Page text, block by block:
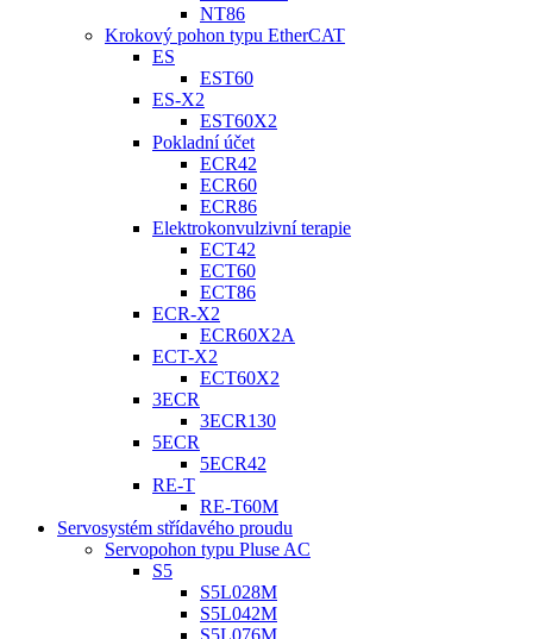
NT86
Krokový pohon typu EtherCAT
ES
EST60
ES-X2
EST60X2
Pokladní účet
ECR42
ECR60
ECR86
Elektrokonvulzivní terapie
ECT42
ECT60
ECT86
ECR-X2
ECR60X2A
ECT-X2
ECT60X2
3ECR
3ECR130
5ECR
5ECR42
RE-T
RE-T60M
Servosystém střídavého proudu
Servopohon typu Pluse AC
S5
S5L028M
S5L042M
S5L076M